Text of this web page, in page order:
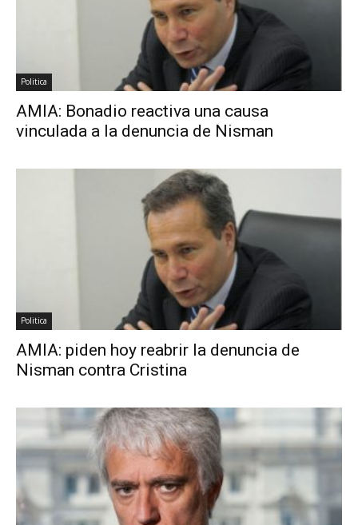
Politica
AMIA: Bonadio reactiva una causa
vinculada a la denuncia de Nisman
Politica
AMIA: piden hoy reabrir la denuncia de
Nisman contra Cristina